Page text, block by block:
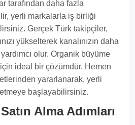
tarafından daha fazla
yerli markalarla iş birliği
Gerçek Türk takipçiler,
yükselterek kanalınızın daha
olur. Organik büyüme
ideal bir çözümdür. Hemen
yararlanarak, yerli
başlayabilirsiniz.
Alma Adımları